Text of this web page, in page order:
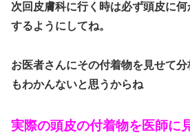
次回皮膚科に行く時は必ず頭皮に何
するようにしてね。
お医者さんにその付着物を 見せて
もわかんないと思うからね
実際の頭皮の付着物を医師に